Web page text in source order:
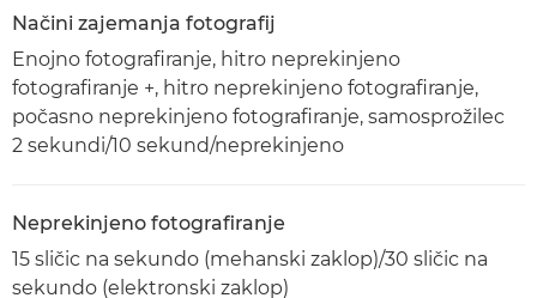
Načini zajemanja fotografij
Enojno fotografiranje, hitro neprekinjeno
fotografiranje +, hitro neprekinjeno fotografiranje,
počasno neprekinjeno fotografiranje, samosprožilec
2 sekundi/10 sekund/neprekinjeno
Neprekinjeno fotografiranje
15 sličic na sekundo (mehanski zaklop)/30 sličic na
sekundo (elektronski zaklop)